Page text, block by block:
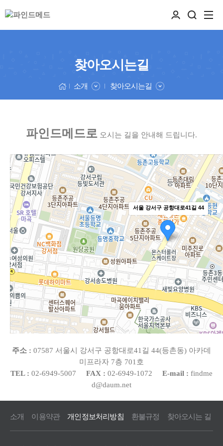
찾아오시는길
소개 찾아오시는길
파인드메드로 오시는 길을 안내해 드립니다.
서울 강서구 공항대로41길 44
주소 : 07587 서울시 강서구 공항대로41길 44(등촌동) 아카데
미프라자 7층 701호
TEL : 02-6949-5007 FAX : 02-6949-1072 E-mail : findme
d@daum.net
소개 이용약관 개인정보처리방침 환불규정 찾아오시는 길